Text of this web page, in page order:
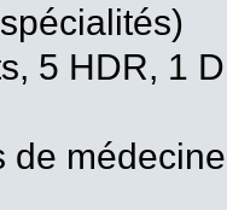
5 HDR, 1
de